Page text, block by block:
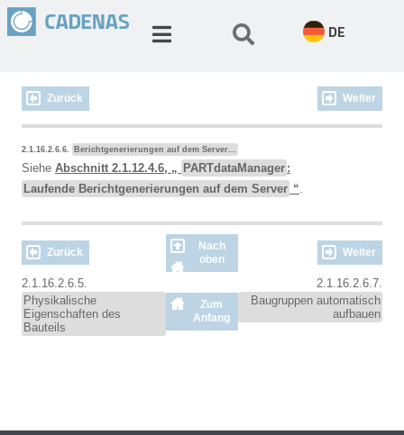
DE
Zurück Weiter
2.1.16.2.6.6. Berichtgenerierungen auf dem Server...
Siehe Abschnitt 2.1.12.4.6, „ PARTdataManager :
Laufende Berichtgenerierungen auf dem Server “.
Zurück
Nach
oben
Weiter
2.1.16.2.6.5.
Physikalische
Eigenschaften des
Bauteils
Zum
Anfang
2.1.16.2.6.7.
Baugruppen automatisch
aufbauen